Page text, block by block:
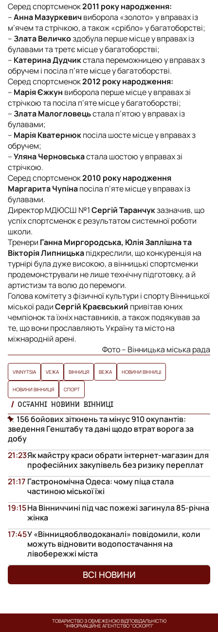
Серед спортсменок2011 року народження:
–Анна Мазуркевич виборола «золото» у вправах із
м’ячем та стрічкою, а також «срібло» у багатоборстві;
–Злата Величкоздобула перше місце у вправах із
булавами та третє місце у багатоборстві;
– Катерина Дудчикстала переможницею у вправах з
обручем і посіла п’яте місце у багатоборстві.
Серед спортсменок2012 року народження:
– Марія Єжкун виборола перше місце у вправах зі
стрічкою та посіла п’яте місце у багатоборстві;
–Злата Малогловецьстала п’ятою у вправах із
булавами;
– Марія Кватернюкпосіла шосте місце у вправах з
обручем;
–Уляна Черновськастала шостою у вправах зі
стрічкою.
Серед спортсменок2010 року народження
Маргарита Чупінапосіла п’яте місце у вправах із
булавами.
Директор МДЮСШ №1Сергій Таранчукзазначив, що
успіх спортсменок є результатом системної роботи
школи.
Тренери Ганна Миргородська, Юлія Заплішна та
Вікторія Липницькапідкреслили, що конкуренція на
турнірі була дуже високою, а вінницькі спортсменки
продемонстрували не лише технічну підготовку, а й
артистизм та волю до перемоги.
Голова комітету з фізичної культури і спорту Вінницької
міської радиСергій Краєвський привітав юних
чемпіонок та їхніх наставників, а також подякував за
те, що вони прославляють Україну та місто на
міжнародній арені.
Фото – Вінницька міська рада
VINNYTSIA VЕЖА ВІННИЦЯ ВЕЖА НОВИНИ ВІННИЦІ
НОВИНИ ВІННИЦЯ СПОРТ
ОСТАННІ НОВИНИ ВІННИЦІ
156 бойових зіткнень та мінус 910 окупантів:
зведення Генштабу та дані щодо втрат ворога за
добу
Як майстру краси обрати інтернет-магазин для
професійних закупівель без ризику переплат
21:23
Гастрономічна Одеса: чому піца стала
частиною міської їжі
21:17
На Вінниччині під час пожежі загинула 85-річна
жінка
19:15
У «Вінницяоблводоканалі» повідомили, коли
можуть відновити водопостачання на
лівобережжі міста
17:45
ВСІ НОВИНИ
ТОВАРИСТВО З ОБМЕЖЕНОЮ ВІДПОВІДАЛЬНІСТЮ
"ІНФОРМАЦІЙНЕ АГЕНТСТВО "ОСКОРП"